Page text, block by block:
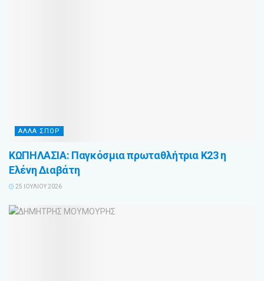
ΑΛΛΑ ΣΠΟΡ
ΚΩΠΗΛΑΣΙΑ: Παγκόσμια πρωταθλήτρια Κ23 η
Ελένη Διαβάτη
25 ΙΟΥΛΊΟΥ 2026